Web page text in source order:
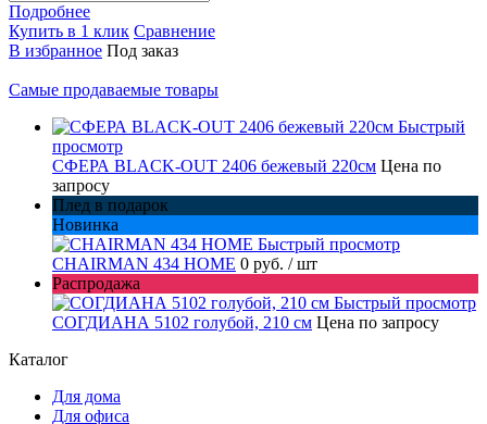
Подробнее
Купить в 1 клик Сравнение
В избранное Под заказ
Самые продаваемые товары
Быстрый
просмотр
СФЕРА BLACK-OUT 2406 бежевый 220см Цена по
запросу
Плед в подарок
Новинка
Быстрый просмотр
CHAIRMAN 434 HOME 0 руб. / шт
Распродажа
Быстрый просмотр
СОГДИАНА 5102 голубой, 210 см Цена по запросу
Каталог
Для дома
Для офиса